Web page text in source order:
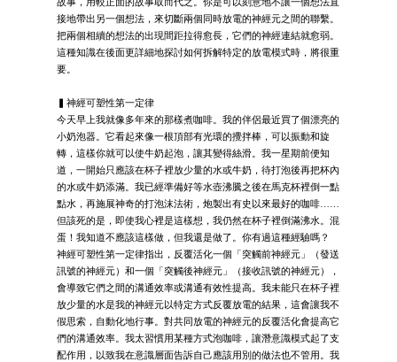
接地帶出另一個想法，來切斷兩個同時放電的神經元之間的聯繫。
把兩個相續的想法的出現間距拉得愈長，它們的神經連結就愈弱。
這種知識在後面更詳細地探討如何拆解特定的放電模式時，將很重
要。
▍神經可塑性第一定律
今天早上我就像多年來的那樣煮咖啡。我的伴侶最近買了個漂亮的
小奶泡器。它看起來像一根頂部有光環的攪拌棒，可以振動和旋
轉，這樣你就可以使牛奶起泡，讓其變得絲滑。我一星期前便知
道，一開始只應該在杯子裡放少量的水或牛奶，待打泡後再把杯內
的水或牛奶添滿。我已經準備好等水壺沸騰之後在馬克杯裡倒一點
點水，再施展神奇的打泡沫法術，炮製出有史以來最好的咖啡……
但該死的是，即使我心裡是這樣想，我仍然在杯子裡倒滿沸水。混
蛋！我知道不應該這樣做，但我還是做了。你有過這種經驗嗎？
神經可塑性第一定律指出，反覆活化一個「突觸前神經元」（發送
訊號的神經元）和一個「突觸後神經元」（接收訊號的神經元），
會導致它們之間的溝通效率或溝通有效性提高。我未能只在杯子裡
放少量的水是我的神經元以特定方式反覆放電的結果，這會讓我不
假思索，自動化地行事。對共同放電的神經元的反覆活化會提高它
們的溝通效率。我太習慣用某種方式泡咖啡，讓潛意識模式起了支
配作用，以致我在意識層面告訴自己應該用別的做法也不管用。我